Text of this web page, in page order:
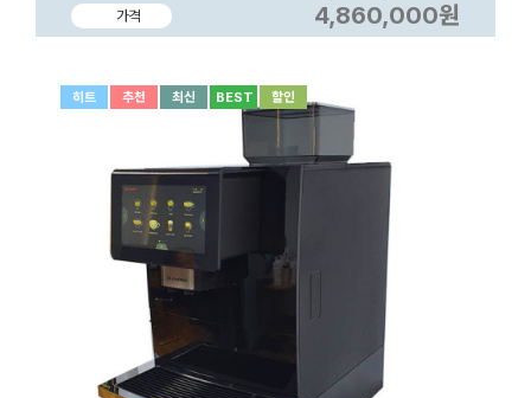
가격 4,860,000원
히트 추천 최신 BEST 할인